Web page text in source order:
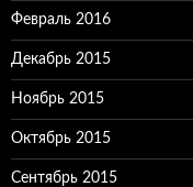
Февраль 2016
Декабрь 2015
Ноябрь 2015
Октябрь 2015
Сентябрь 2015